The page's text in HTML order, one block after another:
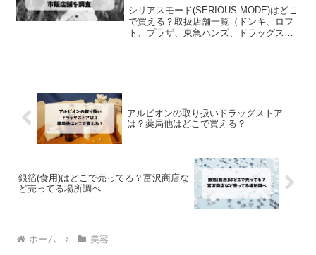
シリアスモード(SERIOUS MODE)はどこ
で買える？取扱店舗一覧（ドンキ、ロフ
ト、プラザ、東急ハンズ、ドラッグスト
アルビオンの取り扱いドラッグストア
は？薬局他はどこで買える？
銀箔(食用)はどこで売ってる？富沢商店な
ど売ってる場所調べ
ホーム 美容